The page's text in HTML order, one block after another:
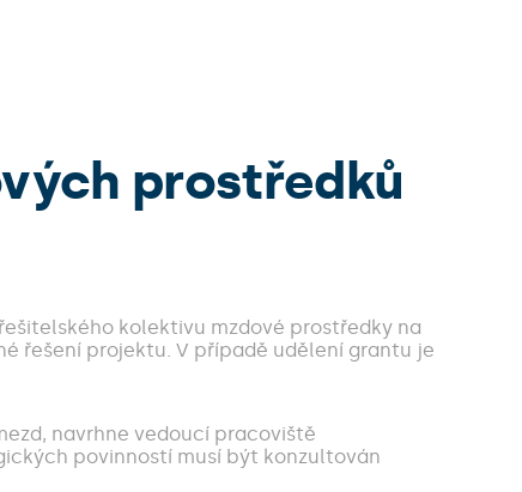
prostředků
kolektivu mzdové prostředky na
řešení projektu. V případě udělení grantu je
navrhne vedoucí pracoviště
povinností musí být konzultován